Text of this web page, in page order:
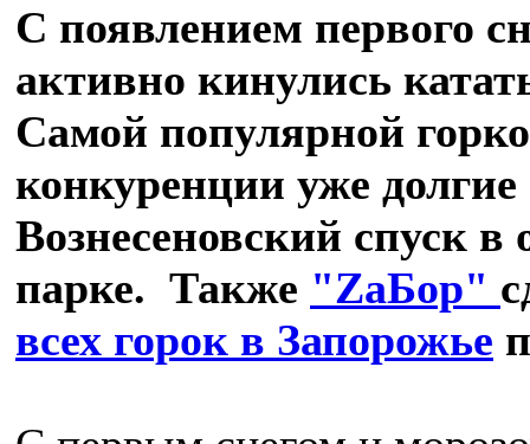
С появлением первого
активно кинулись
Самой популярной
конкуренции уже
Вознесеновский спуск
парке. Также "ZаБор"
всех горок в Запорожье